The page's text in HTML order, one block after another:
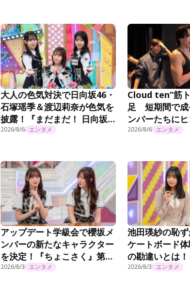
大人の色気対決で日向坂46・
石塚瑶季＆渡辺莉奈が色気を
披露！『まだまだ！ 日向坂
で会いましょう』第372話
2026/8/6 エンタメ
Cloud ten“筋
足 短期間で成
ンバーたちに
心「みんな自主
2026/8/6 エンタメ
アップデート学級会で櫻坂メ
ンバーの新たなキャラクター
を決定！『ちょこさく』第
294話
2026/8/3 エンタメ
池田瑛紗の恥
ケートボード
の勘違いとは
事延長中』#570
2026/8/3 エンタメ